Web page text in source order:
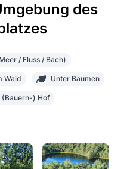
des
/ Fluss / Bach)
Wald Unter Bäumen
(Bauern-) Hof